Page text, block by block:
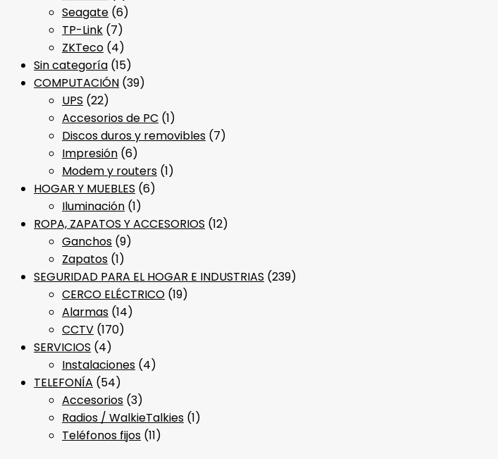
Seagate (6)
TP-Link (7)
ZKTeco (4)
Sin categoría (15)
COMPUTACIÓN (39)
UPS (22)
Accesorios de PC (1)
Discos duros y removibles (7)
Impresión (6)
Modem y routers (1)
HOGAR Y MUEBLES (6)
Iluminación (1)
ROPA, ZAPATOS Y ACCESORIOS (12)
Ganchos (9)
Zapatos (1)
SEGURIDAD PARA EL HOGAR E INDUSTRIAS (239)
CERCO ELÉCTRICO (19)
Alarmas (14)
CCTV (170)
SERVICIOS (4)
Instalaciones (4)
TELEFONÍA (54)
Accesorios (3)
Radios / WalkieTalkies (1)
Teléfonos fijos (11)